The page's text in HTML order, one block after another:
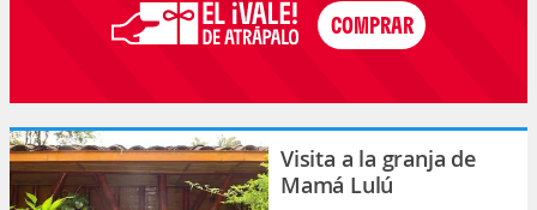
Visita a la granja de
Mamá Lulú